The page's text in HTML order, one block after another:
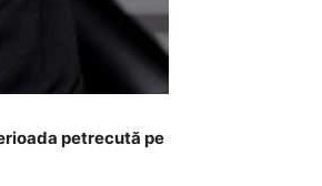
petrecută pe